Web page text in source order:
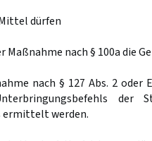
dürfen
Maßnahme nach § 100a die
nach § 127 Abs. 2 oder
der
ermittelt werden.